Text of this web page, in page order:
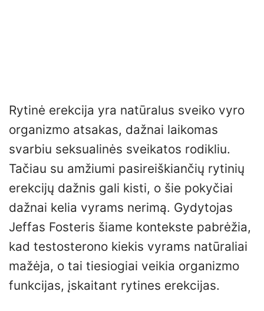
Rytinė erekcija yra natūralus sveiko vyro
organizmo atsakas, dažnai laikomas
svarbiu seksualinės sveikatos rodikliu.
Tačiau su amžiumi pasireiškiančių rytinių
erekcijų dažnis gali kisti, o šie pokyčiai
dažnai kelia vyrams nerimą. Gydytojas
Jeffas Fosteris šiame kontekste pabrėžia,
kad testosterono kiekis vyrams natūraliai
mažėja, o tai tiesiogiai veikia organizmo
funkcijas, įskaitant rytines erekcijas.